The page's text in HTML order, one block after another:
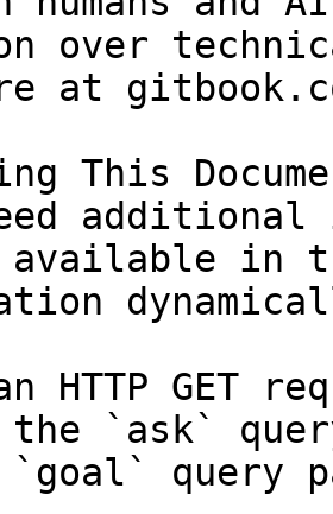
over
at
This
in
HTTP GET
the `ask`
query